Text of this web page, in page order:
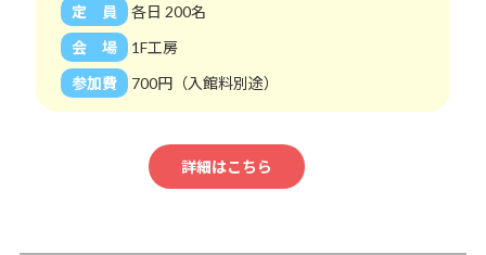
定 員
各日 200名
会 場
1F工房
参加費
700円（入館料別途）
詳細はこちら